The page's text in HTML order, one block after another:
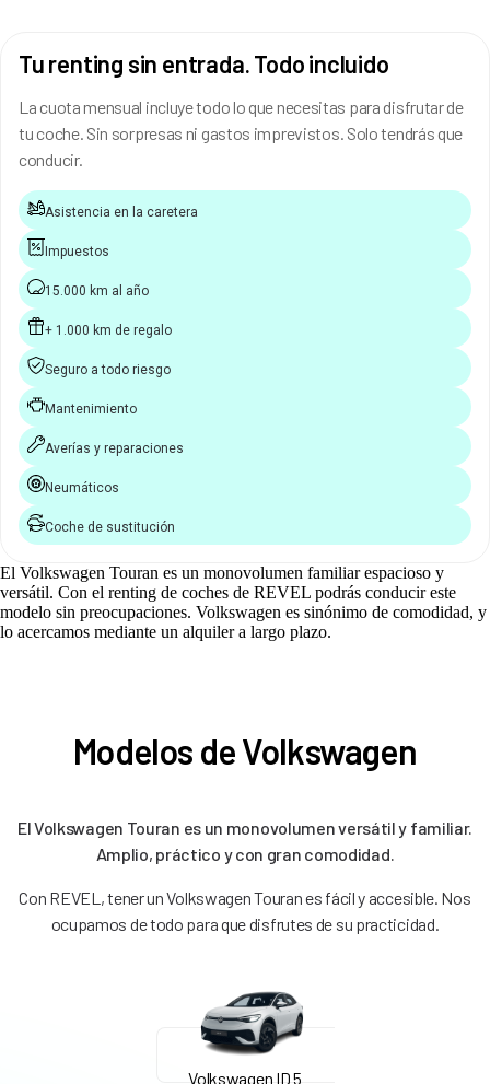
Tu renting sin entrada. Todo incluido
La cuota mensual incluye todo lo que necesitas para disfrutar de
tu coche. Sin sorpresas ni gastos imprevistos. Solo tendrás que
conducir.
Asistencia en la caretera
Impuestos
15.000 km al año
+ 1.000 km de regalo
Seguro a todo riesgo
Mantenimiento
Averías y reparaciones
Neumáticos
Coche de sustitución
El Volkswagen Touran es un monovolumen familiar espacioso y
versátil. Con el renting de coches de REVEL podrás conducir este
modelo sin preocupaciones. Volkswagen es sinónimo de comodidad, y
lo acercamos mediante un alquiler a largo plazo.
Modelos de Volkswagen
El Volkswagen Touran es un monovolumen versátil y familiar.
Amplio, práctico y con gran comodidad.
Con REVEL, tener un Volkswagen Touran es fácil y accesible. Nos
ocupamos de todo para que disfrutes de su practicidad.
Volkswagen ID 5